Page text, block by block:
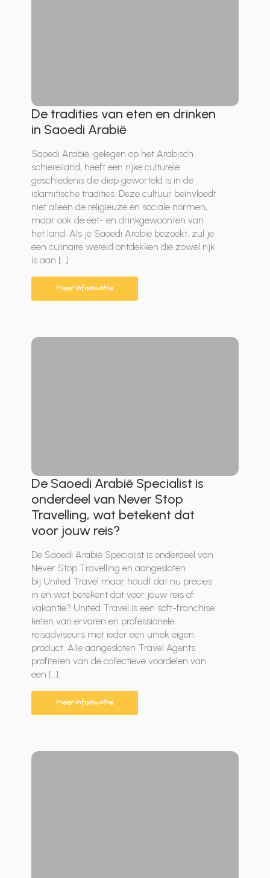
De tradities van eten en drinken
in Saoedi Arabië
Saoedi Arabië, gelegen op het Arabisch
schiereiland, heeft een rijke culturele
geschiedenis die diep geworteld is in de
islamitische tradities. Deze cultuur beïnvloedt
niet alleen de religieuze en sociale normen,
maar ook de eet- en drinkgewoonten van
het land. Als je Saoedi Arabië bezoekt, zul je
een culinaire wereld ontdekken die zowel rijk
is aan […]
Meer informatie
De Saoedi Arabië Specialist is
onderdeel van Never Stop
Travelling, wat betekent dat
voor jouw reis?
De Saoedi Arabië Specialist is onderdeel van
Never Stop Travelling en aangesloten
bij United Travel maar houdt dat nu precies
in en wat betekent dat voor jouw reis of
vakantie? United Travel is een soft-franchise
keten van ervaren en professionele
reisadviseurs met ieder een uniek eigen
product. Alle aangesloten Travel Agents
profiteren van de collectieve voordelen van
een […]
Meer informatie